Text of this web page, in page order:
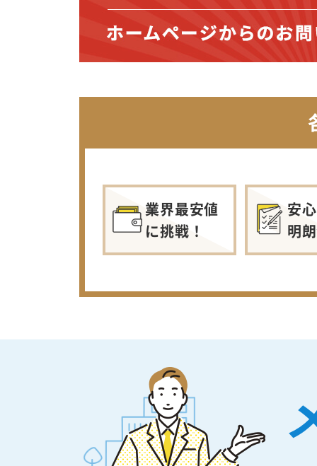
業界最安値
に挑戦！
安
明